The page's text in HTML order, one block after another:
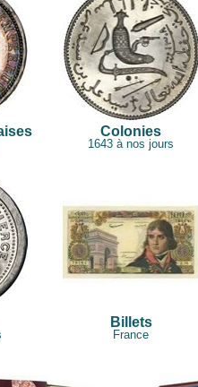
Colonies
1643 à nos jours
Billets
France